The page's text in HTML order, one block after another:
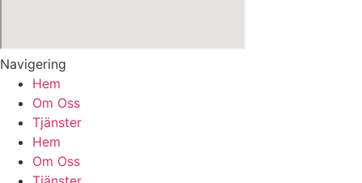
Navigering
Hem
Om Oss
Tjänster
Hem
Om Oss